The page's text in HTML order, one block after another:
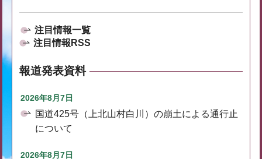
注目情報一覧
注目情報RSS
報道発表資料
2026年8月7日
国道425号（上北山村白川）の崩土による通行止
について
2026年8月7日